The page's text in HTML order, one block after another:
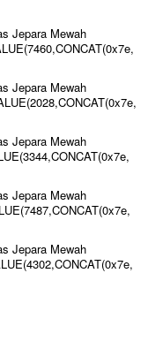
Jepara Mewah
Jepara Mewah
Jepara Mewah
Jepara Mewah
Jepara Mewah